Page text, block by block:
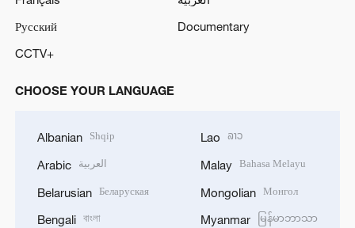
Русский
Documentary
CCTV+
CHOOSE YOUR LANGUAGE
Albanian Shqip
Arabic العربية
Belarusian Беларуская
Bengali বাংলা
Lao ລາວ
Malay Bahasa Melayu
Mongolian Монгол
Myanmar မြန်မာဘာသာ